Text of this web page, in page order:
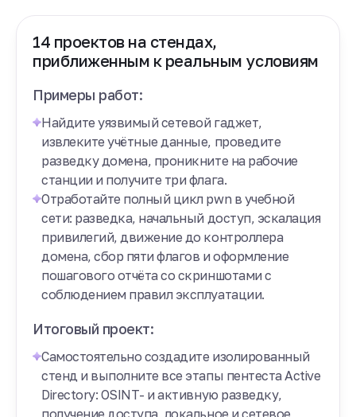
14 проектов на стендах,
приближенным к реальным условиям
Примеры работ:
Найдите уязвимый сетевой гаджет,
извлеките учётные данные, проведите
разведку домена, проникните на рабочие
станции и получите три флага.
Отработайте полный цикл pwn в учебной
сети: разведка, начальный доступ, эскалация
привилегий, движение до контроллера
домена, сбор пяти флагов и оформление
пошагового отчёта со скриншотами с
соблюдением правил эксплуатации.
Итоговый проект:
Самостоятельно создадите изолированный
стенд и выполните все этапы пентеста Active
Directory: OSINT- и активную разведку,